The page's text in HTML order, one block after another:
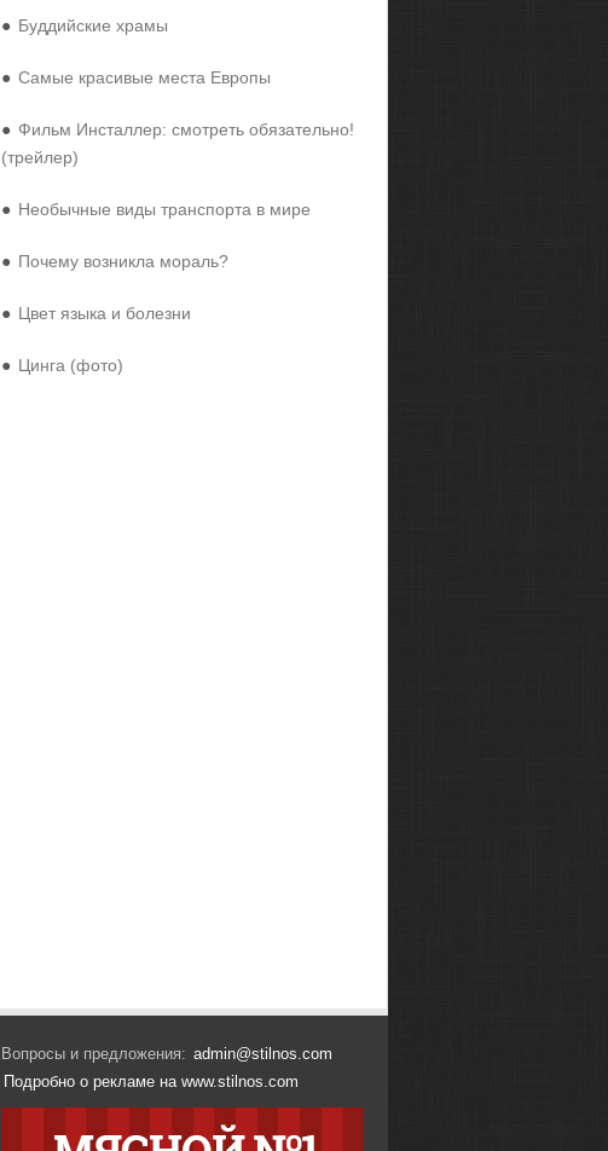
● Буддийские храмы
● Самые красивые места Европы
● Фильм Инсталлер: смотреть обязательно!
(трейлер)
● Необычные виды транспорта в мире
● Почему возникла мораль?
● Цвет языка и болезни
● Цинга (фото)
Вопросы и предложения: admin@stilnos.com
Подробно о рекламе на www.stilnos.com